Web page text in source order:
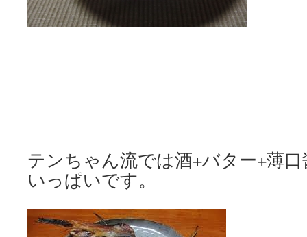
テンちゃん流では酒+バター+薄
いっぱいです。